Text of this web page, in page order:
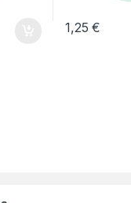
1,25€